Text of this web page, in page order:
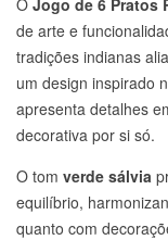
de arte e
tradições indianas
um design inspirado
apresenta detalhes
decorativa por si só.
O tom verde sálvia
equilíbrio,
quanto com